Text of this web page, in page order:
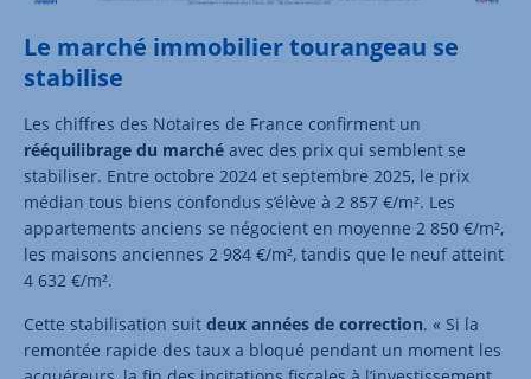
Le marché immobilier tourangeau se
stabilise
Les chiffres des Notaires de France confirment un
rééquilibrage du marché avec des prix qui semblent se
stabiliser. Entre octobre 2024 et septembre 2025, le prix
médian tous biens confondus s’élève à 2 857 €/m². Les
appartements anciens se négocient en moyenne 2 850 €/m²,
les maisons anciennes 2 984 €/m², tandis que le neuf atteint
4 632 €/m².
Cette stabilisation suit deux années de correction. « Si la
remontée rapide des taux a bloqué pendant un moment les